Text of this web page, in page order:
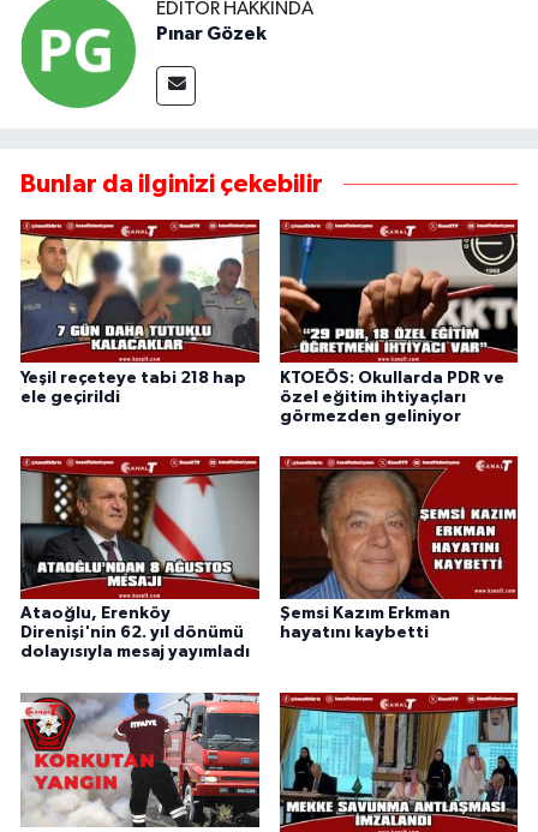
EDITÖR HAKKINDA
Pınar Gözek
Bunlar da ilginizi çekebilir
Yeşil reçeteye tabi 218 hap
ele geçirildi
KTOEÖS: Okullarda PDR ve
özel eğitim ihtiyaçları
görmezden geliniyor
Ataoğlu, Erenköy
Direnişi'nin 62. yıl dönümü
dolayısıyla mesaj yayımladı
Şemsi Kazım Erkman
hayatını kaybetti